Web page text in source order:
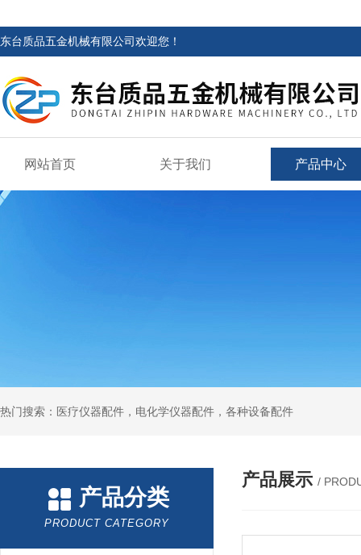
东台质品五金机械有限公司欢迎您！
网站首页 关于我们 产品中心
热门搜索：医疗仪器配件，电化学仪器配件，各种设备配件
产品分类
PRODUCT CATEGORY
产品展示 /